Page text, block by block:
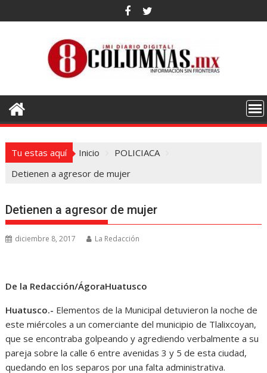
al
Tu estas aquí Inicio
POLICIACA
Detienen a agresor de mujer
Detienen a agresor de mujer
diciembre 8, 2017 La Redacción
De la Redacción/ÁgoraHuatusco
Huatusco.- Elementos de la Municipal detuvieron la noche de
este miércoles a un comerciante del municipio de Tlalixcoyan,
que se encontraba golpeando y agrediendo verbalmente a su
pareja sobre la calle 6 entre avenidas 3 y 5 de esta ciudad,
quedando en los separos por una falta administrativa.